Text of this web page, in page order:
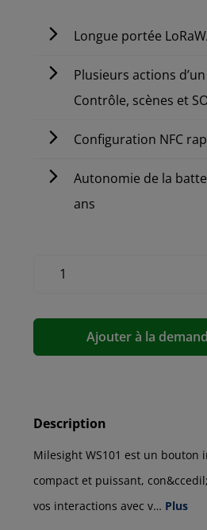
Longue portée
Plusieurs actions
Contrôle, scènes et
Configuration NFC
Autonomie de la
ans
Ajouter à la
Description
Milesight WS101 est un bouton
compact et puissant,
vos interactions avec v… Plus